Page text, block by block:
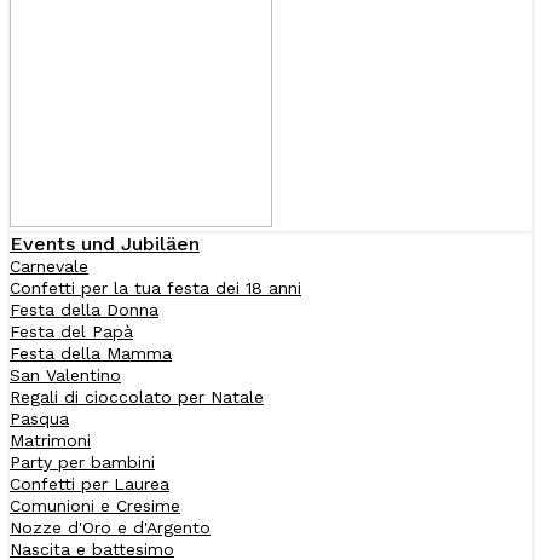
Events und Jubiläen
Carnevale
Confetti per la tua festa dei 18 anni
Festa della Donna
Festa del Papà
Festa della Mamma
San Valentino
Regali di cioccolato per Natale
Pasqua
Matrimoni
Party per bambini
Confetti per Laurea
Comunioni e Cresime
Nozze d'Oro e d'Argento
Nascita e battesimo